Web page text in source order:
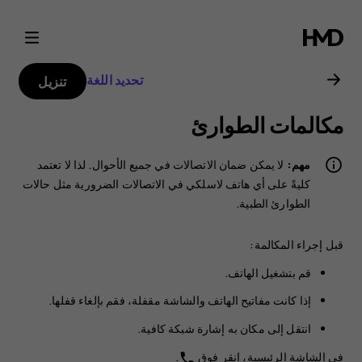
دليل
مستخدم
Nokia
8
Sirocco
تحديد اللغة تنزيل
مكالمات الطوارئ
مهم: لا يمكن ضمان الاتصالات في جميع الأحوال. لذا لا تعتمد
كليةً على أي هاتف لاسلكي في الاتصالات الضرورية مثل حالات
الطوارئ الطبية.
قبل إجراء المكالمة:
قم بتشغيل الهاتف.
إذا كانت مفاتيح الهاتف والشاشة مقفلة، فقم بإلغاء قفلها.
انتقل إلى مكان به إشارة شبكة كافية.
في الشاشة الرئيسية، انقر فوق phone
.